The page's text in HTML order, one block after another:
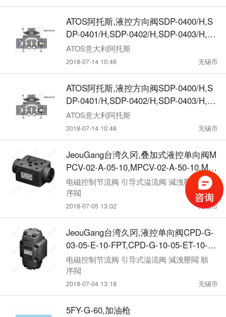
ATOS阿托斯,液控方向阀SDP-0400/H,S
DP-0401/H,SDP-0402/H,SDP-0403/H,S
DP-0404/H,SDP-04749/S,SDP-04794/S,
SDP-04758/S,SDP-0570/H,SDP-0571/H,
SDP-0572/H,SDP-0573/H,SDP-0574/H,
SDP-0575/H,SDP-45793/S,SDP-45739/
S,SDP-45749/S,SDP-45794/S,SDP-4575
8/S
ATOS意大利阿托斯
2018-07-14 10:48 无锡市
ATOS阿托斯,液控方向阀SDP-0400/H,S
DP-0401/H,SDP-0402/H,SDP-0403/H,S
DP-0404/H,SDP-04749/S,SDP-04794/S,
SDP-04758/S,SDP-0570/H,SDP-0571/H,
SDP-0572/H,SDP-0573/H,SDP-0574/H,
SDP-0575/H,SDP-45793/S,SDP-45739/
S,SDP-45749/S,SDP-45794/S,SDP-4575
8/S
ATOS意大利阿托斯
2018-07-14 10:48 无锡市
JeouGang台湾久冈,叠加式液控单向阀M
PCV-02-A-05-10,MPCV-02-A-50-10,MP
CV-02-B-05-10,MPCV-03-B-50-10,MPC
V-03-W-05-10,MPCV-03-W-50-10,MPC
V-04-A-05-10,MPCV-04-A-50- 10,MPCV
-04-B-05-10,MPCV-06-B-50-10,MPCV-0
6-W-05-10,MPCV-06-W-50-10
电磁控制节流阀 引导式溢流阀 減洩壓閥 順
序閥
2018-07-05 13:02 无锡市
JeouGang台湾久冈,液控单向阀CPD-G-
03-05-E-10-FPT,CPD-G-10-05-ET-10-F
T,CPD-T-10-05-E-10,CPD-F-10-05-ET-1
0-FP,CP-G-03-05-E-10-FPT,CP-G-10-05
-ET-10,CP-T-03-05-ET-10,CP-T-10-05-E
-10-FPT,CP-T-10-05-E-10-FT,CP-F-10-0
5-ET-10-FPT,CP-F-10-05-ET-10
电磁控制节流阀 引导式溢流阀 減洩壓閥 順
序閥
2018-07-04 13:18 无锡市
5FY-G-60,加油枪